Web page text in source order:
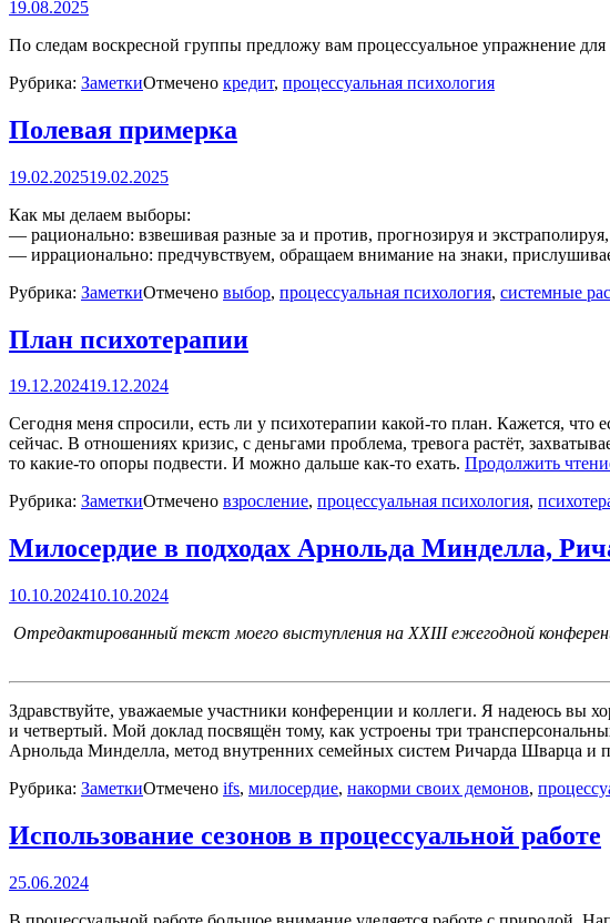
19.08.2025
По следам воскресной группы предложу вам процессуальное упражнение
Рубрика: ЗаметкиОтмечено кредит, процессуальная психология
Полевая примерка
19.02.202519.02.2025
Как мы делаем выборы:
— рационально: взвешивая разные за и против, прогнозируя и
— иррационально: предчувствуем, обращаем внимание на знаки,
Рубрика: ЗаметкиОтмечено выбор, процессуальная психология, системные
План психотерапии
19.12.202419.12.2024
Сегодня меня спросили, есть ли у психотерапии какой-то план. Кажется,
сейчас. В отношениях кризис, с деньгами проблема, тревога растёт,
то какие-то опоры подвести. И можно дальше как-то ехать. Продолжить
Рубрика: ЗаметкиОтмечено взросление, процессуальная психология,
Милосердие в подходах Арнольда Минделла,
10.10.202410.10.2024
Отредактированный текст моего выступления на XXIII ежегодной
Здравствуйте, уважаемые участники конференции и коллеги. Я надеюсь вы
и четвертый. Мой доклад посвящён тому, как устроены три
Арнольда Минделла, метод внутренних семейных систем Ричарда Шварца
Рубрика: ЗаметкиОтмечено ifs, милосердие, накорми своих демонов,
Использование сезонов в процессуальной работе
25.06.2024